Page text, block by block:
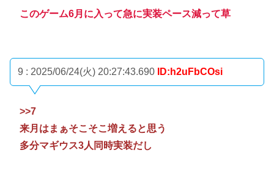
このゲーム6月に入って急に実装ペース減って草
9 : 2025/06/24(火) 20:27:43.690 ID:h2uFbCOsi
>>7
来月はまぁそこそこ増えると思う
多分マギウス3人同時実装だし